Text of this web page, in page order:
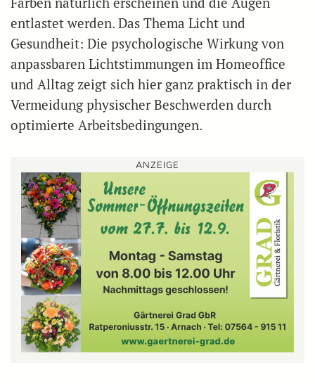
entlastet werden. Das Thema Licht und
Gesundheit: Die psychologische Wirkung von
anpassbaren Lichtstimmungen im Homeoffice
und Alltag zeigt sich hier ganz praktisch in der
Vermeidung physischer Beschwerden durch
optimierte Arbeitsbedingungen.
ANZEIGE